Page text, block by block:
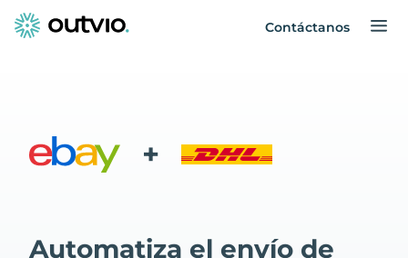
Contáctanos
+
Automatiza el envío de